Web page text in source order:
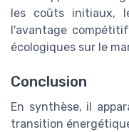
les coûts initiaux,
l'avantage
écologiques sur le
Conclusion
En synthèse, il
transition